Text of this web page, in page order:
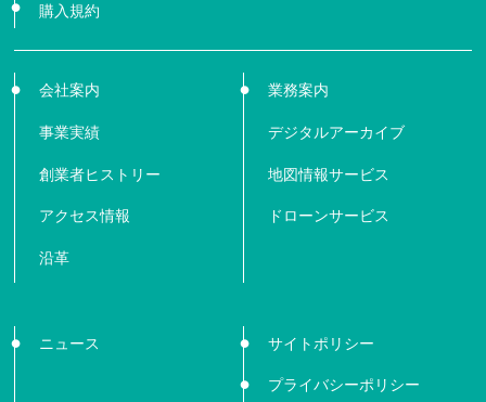
購入規約
会社案内
事業実績
創業者ヒストリー
アクセス情報
沿革
業務案内
デジタルアーカイブ
地図情報サービス
ドローンサービス
ニュース サイトポリシー
プライバシーポリシー